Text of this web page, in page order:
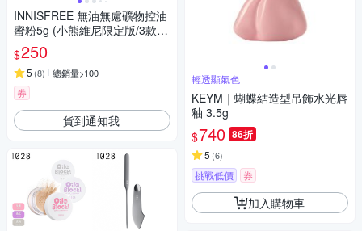
INNISFREE 無油無慮礦物控油
蜜粉5g (小熊維尼限定版/3款任
選)
$250
5 (8) 總銷量>100
券
貨到通知我
輕透顯氣色
KEYM｜蝴蝶結造型吊飾水光唇
釉 3.5g
$740 86折
5 (6)
挑戰低價 券
加入購物車